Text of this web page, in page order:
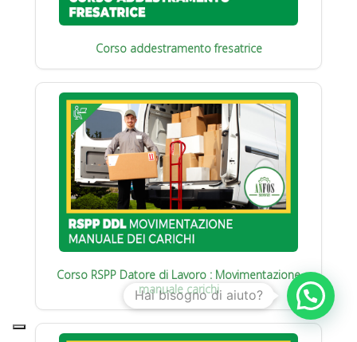
Corso addestramento fresatrice
Corso RSPP Datore di Lavoro : Movimentazione
manuale carichi